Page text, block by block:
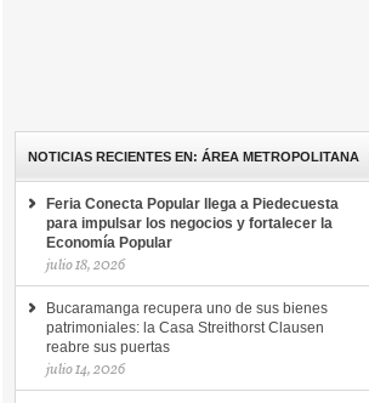
NOTICIAS RECIENTES EN: ÁREA METROPOLITANA
Feria Conecta Popular llega a Piedecuesta
para impulsar los negocios y fortalecer la
Economía Popular
julio 18, 2026
Bucaramanga recupera uno de sus bienes
patrimoniales: la Casa Streithorst Clausen
reabre sus puertas
julio 14, 2026